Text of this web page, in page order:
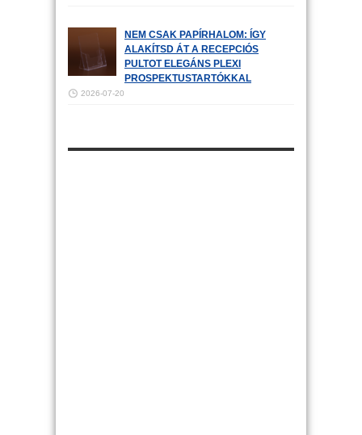
NEM CSAK PAPÍRHALOM: ÍGY
ALAKÍTSD ÁT A RECEPCIÓS
PULTOT ELEGÁNS PLEXI
PROSPEKTUSTARTÓKKAL
2026-07-20